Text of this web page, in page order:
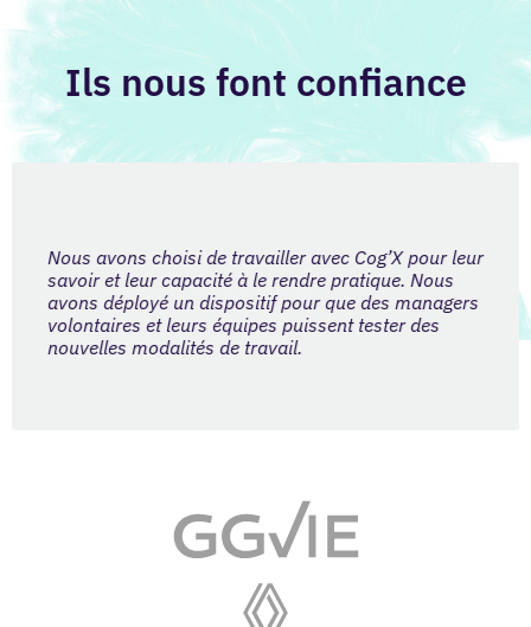
Ils nous font confiance
Nous avons choisi de travailler avec Cog’X pour leur
savoir et leur capacité à le rendre pratique. Nous
avons déployé un dispositif pour que des managers
volontaires et leurs équipes puissent tester des
nouvelles modalités de travail.